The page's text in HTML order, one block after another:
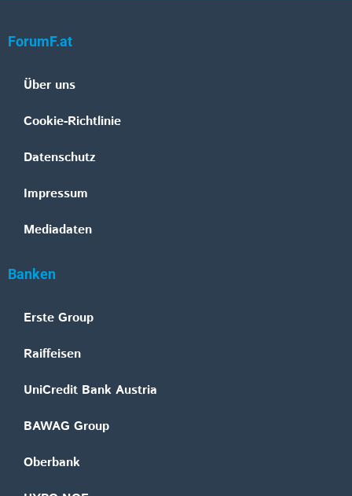
ForumF.at
Über uns
Cookie-Richtlinie
Datenschutz
Impressum
Mediadaten
Banken
Erste Group
Raiffeisen
UniCredit Bank Austria
BAWAG Group
Oberbank